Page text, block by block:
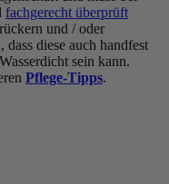
fachgerecht überprüft
und / oder
diese auch handfest
sein kann.
Pflege-Tipps.